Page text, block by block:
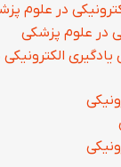
در علوم
در علوم پزشکی
الکترونیکی